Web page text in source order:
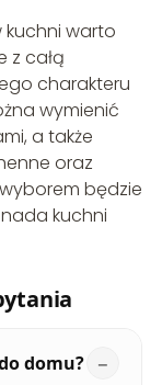
warto
z całą
charakteru
wymienić
a także
oraz
będzie
kuchni
domu?